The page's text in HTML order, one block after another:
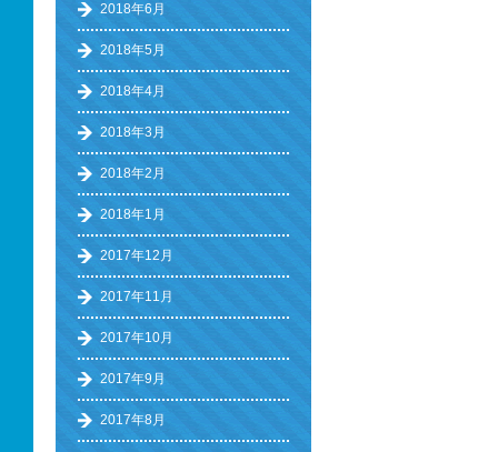
2018年6月
2018年5月
2018年4月
2018年3月
2018年2月
2018年1月
2017年12月
2017年11月
2017年10月
2017年9月
2017年8月